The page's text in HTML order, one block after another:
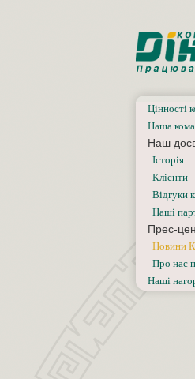
Цінності
Наша
Наш
Iсторiя
Клієнти
Відгуки
Наші
Прес-
Новини
Про нас
Наші